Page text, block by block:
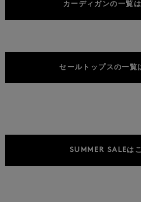
カーディガンの一覧
セールトップスの一覧
SUMMER SALEは